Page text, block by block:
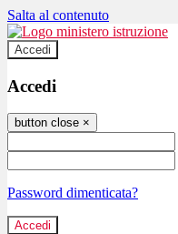
Salta al contenuto
Accedi
Accedi
button close ×
Password dimenticata?